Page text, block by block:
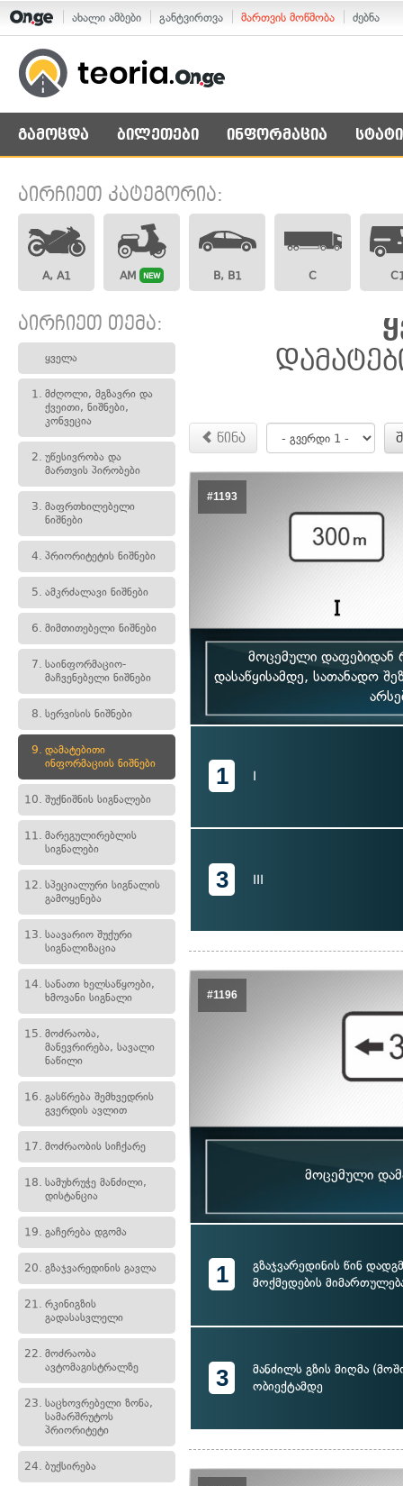
ახალი ამბები განტვირთვა მართვის მოწმობა ძებნა
გამოცდა ბილეთები ინფორმაცია
აირჩიეთ კატეგორია:
A, A1 AM NEW B, B1 C
აირჩიეთ თემა:
ყველა
1. მძღოლი, მგზავრი და
ქვეითი, ნიშნები,
კონვეცია
2. უწესივრობა და
მართვის პირობები
3. მაფრთხილებელი
ნიშნები
4. პრიორიტეტის ნიშნები
5. ამკრძალავი ნიშნები
6. მიმთითებელი ნიშნები
7. საინფორმაციო-
მაჩვენებელი ნიშნები
8. სერვისის ნიშნები
9. დამატებითი
ინფორმაციის ნიშნები
10. შუქნიშნის სიგნალები
11. მარეგულირებლის
სიგნალები
12. სპეციალური სიგნალის
გამოყენება
13. საავარიო შუქური
სიგნალიზაცია
14. სანათი ხელსაწყოები,
ხმოვანი სიგნალი
15. მოძრაობა,
მანევრირება, სავალი
ნაწილი
16. გასწრება შემხვედრის
გვერდის ავლით
17. მოძრაობის სიჩქარე
18. სამუხრუჭე მანძილი,
დისტანცია
19. გაჩერება დგომა
20. გზაჯვარედინის გავლა
21. რკინიგზის
გადასასვლელი
22. მოძრაობა
ავტომაგისტრალზე
23. საცხოვრებელი ზონა,
სამარშრუტოს
პრიორიტეტი
24. ბუქსირება
წინა
#1193
მოცემული დაფებიდან
დასაწყისამდე, სათანადო
1 I
3 III
#1196
მოცემული
1
გზაჯვარედინის წინ
მოქმედების
3
მანძილს გზის მიღმა
ობიექტამდე